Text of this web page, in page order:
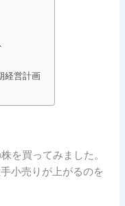
経営計画
を買ってみました。
小売りが上がるのを